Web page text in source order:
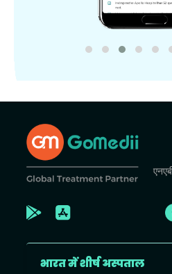
भारत में शीर्ष अस्पताल